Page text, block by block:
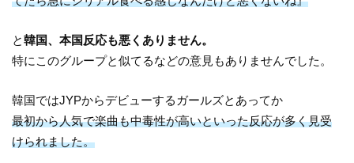
と韓国、本国反応も悪くありません。
特にこのグループと似てるなどの意見もありませんでした。
韓国ではJYPからデビューするガールズとあってか
最初から人気で楽曲も中毒性が高いといった反応が多く見受
けられました。